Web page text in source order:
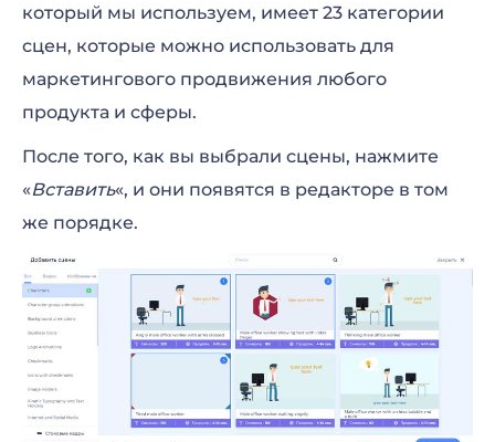
который мы используем, имеет 23 категории
сцен, которые можно использовать для
маркетингового продвижения любого
продукта и сферы.
После того, как вы выбрали сцены, нажмите
«Вставить«, и они появятся в редакторе в том
же порядке.